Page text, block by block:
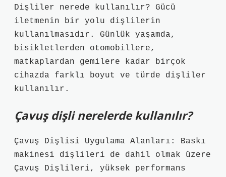
Dişliler nerede kullanılır? Gücü
iletmenin bir yolu dişlilerin
kullanılmasıdır. Günlük yaşamda,
bisikletlerden otomobillere,
matkaplardan gemilere kadar birçok
cihazda farklı boyut ve türde dişliler
kullanılır.
Çavuş dişli nerelerde kullanılır?
Çavuş Dişlisi Uygulama Alanları: Baskı
makinesi dişlileri de dahil olmak üzere
Çavuş Dişlileri, yüksek performans